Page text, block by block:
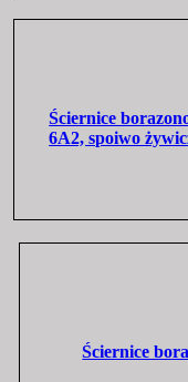
Ściernice
6A2, spoiwo
Ściernice